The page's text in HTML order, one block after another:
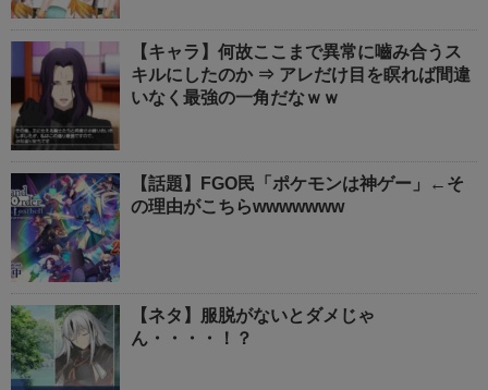
【キャラ】何故ここまで異常に嚙み合うス
キルにしたのか ⇒ アレだけ目を瞑れば間違
いなく最強の一角だなｗｗ
【話題】FGO民「ポケモンは神ゲー」←そ
の理由がこちらwwwwwww
【ネタ】服脱がないとダメじゃ
ん・・・・！？